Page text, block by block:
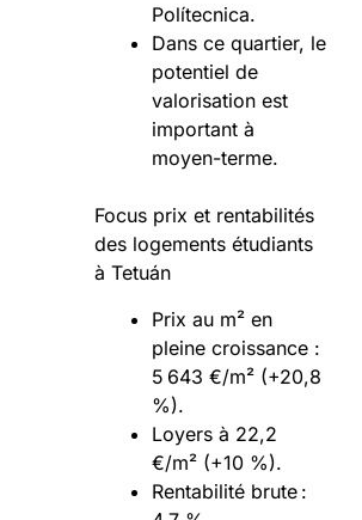
Polítecnica.
Dans ce quartier, le
potentiel de
valorisation est
important à
moyen-terme.
Focus prix et rentabilités
des logements étudiants
à Tetuán
Prix au m² en
pleine croissance :
5 643 €/m² (+20,8
%).
Loyers à 22,2
€/m² (+10 %).
Rentabilité brute :